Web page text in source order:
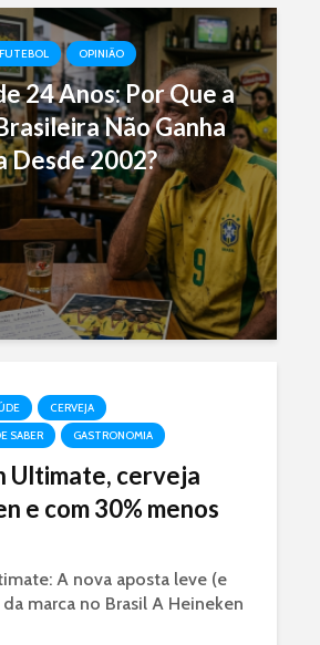
FUTEBOL OPINIÃO
24 Anos: Por Que a
Não Ganha
Desde 2002?
CERVEJA
SABER
GASTRONOMIA
Ultimate, cerveja
e com 30% menos
A nova aposta leve (e
marca no Brasil A Heineken